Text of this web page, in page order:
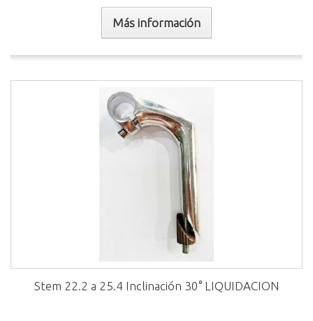
Más información
Stem 22.2 a 25.4 Inclinación 30° LIQUIDACION